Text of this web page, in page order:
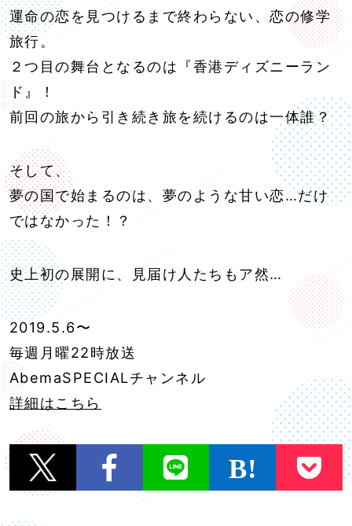
運命の恋を見つけるまで終わらない、恋の修学
旅行。
２つ目の舞台となるのは『香港ディズニーラン
ド』！
前回の旅から引き続き旅を続けるのは一体誰？
そして、
夢の国で始まるのは、夢のような甘い恋…だけ
ではなかった！？
史上初の展開に、見届け人たちもア然…
2019.5.6〜
毎週月曜22時放送
AbemaSPECIALチャンネル
詳細はこちら